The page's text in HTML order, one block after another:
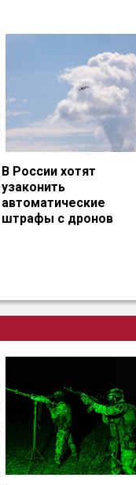
В России хотят
узаконить
автоматические
штрафы с дронов